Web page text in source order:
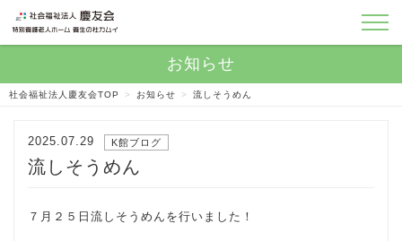
社会福祉法人慶友会TOP > お知らせ > 流しそうめん
2025.07.29 K館ブログ
流しそうめん
７月２５日流しそうめんを行いました！